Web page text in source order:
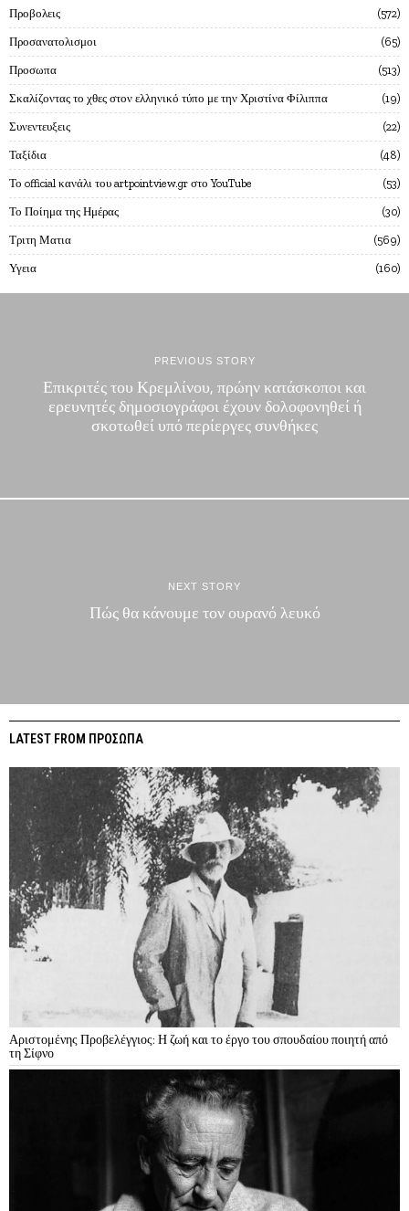
Προβολεις 572
Προσανατολισμοι 65
Προσωπα 513
Σκαλίζοντας το χθες στον ελληνικό τύπο με την Χριστίνα Φίλιππα 19
Συνεντευξεις 22
Ταξίδια 48
Το official κανάλι του artpointview.gr στο YouTube 53
Το Ποίημα της Ημέρας 30
Τριτη Ματια 569
Υγεια 160
PREVIOUS STORY
Επικριτές του Κρεμλίνου, πρώην κατάσκοποι και
ερευνητές δημοσιογράφοι έχουν δολοφονηθεί ή
σκοτωθεί υπό περίεργες συνθήκες
NEXT STORY
Πώς θα κάνουμε τον ουρανό λευκό
LATEST FROM ΠΡΟΣΩΠΑ
Αριστομένης Προβελέγγιος: Η ζωή και το έργο του σπουδαίου ποιητή από
τη Σίφνο